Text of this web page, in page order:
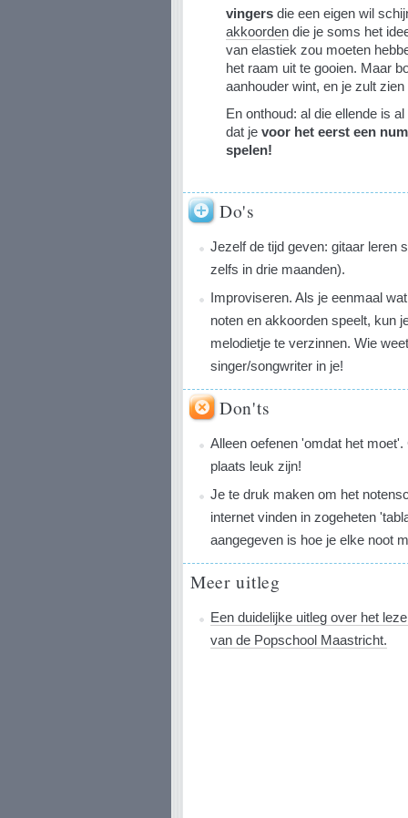
vingersdie een eigen wil
akkoordendie je soms het
van elastiek zou moeten
het raam uit te gooien. Maar
aanhouder wint, en je zult
En onthoud: al die ellende is
dat je voor het eerst een
spelen!
Do's
Jezelf de tijd geven: gitaar leren
zelfs in drie maanden).
Improviseren. Als je eenmaal
noten en akkoorden speelt, kun
melodietje te verzinnen. Wie
singer/songwriter in je!
Don'ts
Alleen oefenen 'omdat het
plaats leuk zijn!
Je te druk maken om het
internet vinden in zogeheten
aangegeven is hoe je elke noot
Meer uitleg
Een duidelijke uitleg over het
van de Popschool Maastricht.